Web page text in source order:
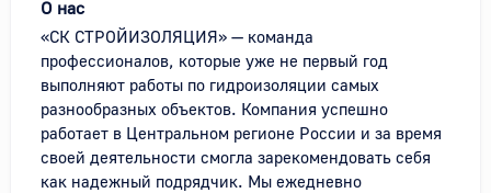
О нас
«СК СТРОЙИЗОЛЯЦИЯ» — команда
профессионалов, которые уже не первый год
выполняют работы по гидроизоляции самых
разнообразных объектов. Компания успешно
работает в Центральном регионе России и за время
своей деятельности смогла зарекомендовать себя
как надежный подрядчик. Мы ежедневно